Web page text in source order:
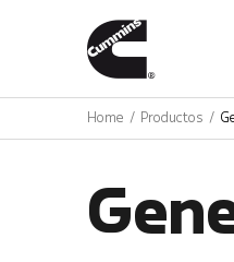
Home Productos